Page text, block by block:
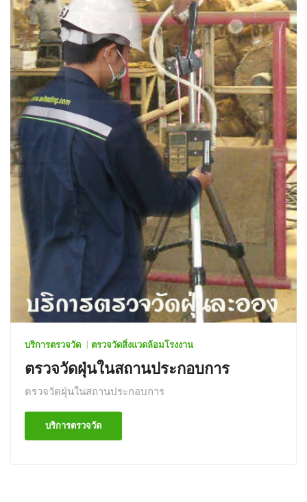
บริการตรวจวัด ตรวจวัดสิ่งแวดล้อมโรงงาน
ตรวจวัดฝุ่นในสถานประกอบการ
ตรวจวัดฝุ่นในสถานประกอบการ
บริการตรวจวัด